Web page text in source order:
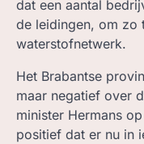
dat een aantal
de leidingen, om zo
waterstofnetwerk.
Het Brabantse
maar negatief over
minister Hermans
positief dat er nu in